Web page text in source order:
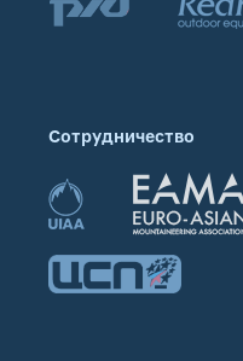
Сотрудничество